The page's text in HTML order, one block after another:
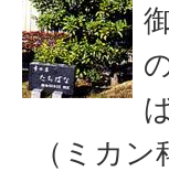
（ミカン